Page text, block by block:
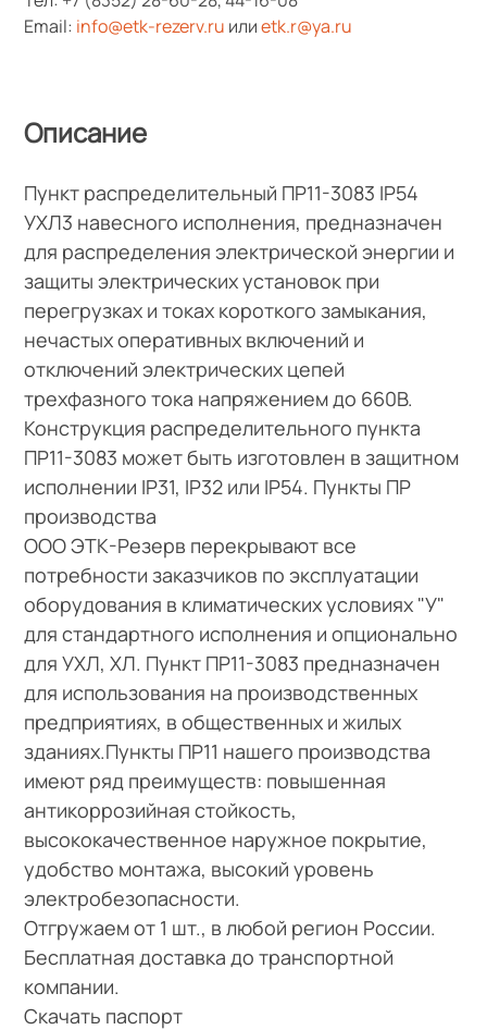
Email: info@etk-rezerv.ru илиetk.r@ya.ru
Описание
Пункт распределительный ПР11-3083 IP54
УХЛ3 навесного исполнения, предназначен
для распределения электрической энергии и
защиты электрических установок при
перегрузках и токах короткого замыкания,
нечастых оперативных включений и
отключений электрических цепей
трехфазного тока напряжением до 660В.
Конструкция распределительного пункта
ПР11-3083 может быть изготовлен в защитном
исполнении IP31, IP32 или IP54. Пункты ПР
производства
ООО ЭТК-Резерв перекрывают все
потребности заказчиков по эксплуатации
оборудования в климатических условиях "У"
для стандартного исполнения и опционально
для УХЛ, ХЛ. Пункт ПР11-3083 предназначен
для использования на производственных
предприятиях, в общественных и жилых
зданиях.Пункты ПР11 нашего производства
имеют ряд преимуществ: повышенная
антикоррозийная стойкость,
высококачественное наружное покрытие,
удобство монтажа, высокий уровень
электробезопасности.
Отгружаем от 1 шт., в любой регион России.
Бесплатная доставка до транспортной
компании.
Скачать паспорт